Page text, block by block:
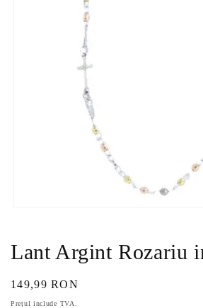
1
într-
modală
Lant Argint Rozariu
Preț
obișnuit
149,99 RON
Prețul include TVA.